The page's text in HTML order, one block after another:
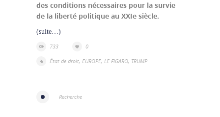
des conditions nécessaires pour la survie
de la liberté politique au XXIe siècle.
(suite…)
733
0
État de droit, EUROPE, LE FIGARO, TRUMP
Recherche